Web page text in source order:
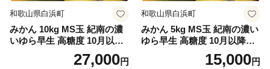
和歌山県白浜町
みかん 10kg MS玉 紀南の濃
いゆら早生 高糖度 10月以降
発送 マルチ被覆栽培27,000円
和歌山県白浜町
みかん 5kg MS玉 紀南の濃い
ゆら早生 高糖度 10月以降発
送 マルチ被覆栽培15,000円